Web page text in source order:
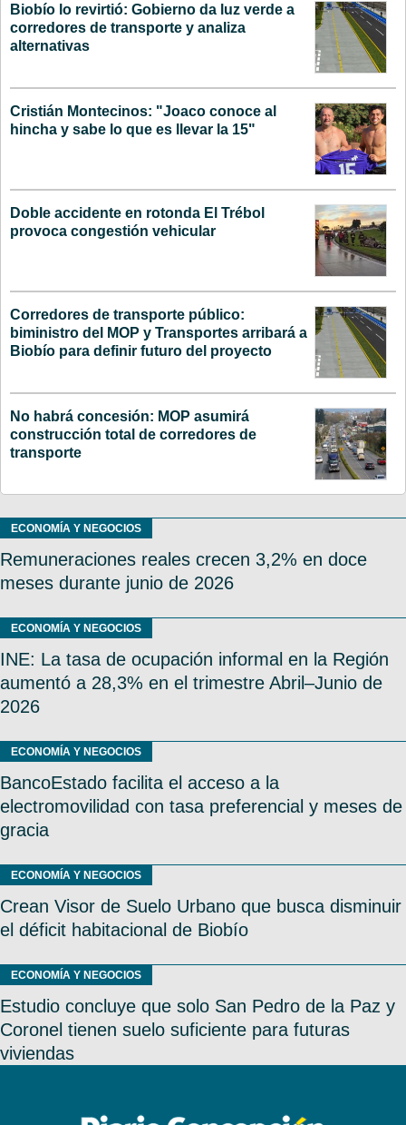
Biobío lo revirtió: Gobierno da luz verde a
corredores de transporte y analiza
alternativas
Cristián Montecinos: "Joaco conoce al
hincha y sabe lo que es llevar la 15"
Doble accidente en rotonda El Trébol
provoca congestión vehicular
Corredores de transporte público:
biministro del MOP y Transportes arribará a
Biobío para definir futuro del proyecto
No habrá concesión: MOP asumirá
construcción total de corredores de
transporte
ECONOMÍA Y NEGOCIOS
Remuneraciones reales crecen 3,2% en doce
meses durante junio de 2026
ECONOMÍA Y NEGOCIOS
INE: La tasa de ocupación informal en la Región
aumentó a 28,3% en el trimestre Abril–Junio de
2026
ECONOMÍA Y NEGOCIOS
BancoEstado facilita el acceso a la
electromovilidad con tasa preferencial y meses de
gracia
ECONOMÍA Y NEGOCIOS
Crean Visor de Suelo Urbano que busca disminuir
el déficit habitacional de Biobío
ECONOMÍA Y NEGOCIOS
Estudio concluye que solo San Pedro de la Paz y
Coronel tienen suelo suficiente para futuras
viviendas